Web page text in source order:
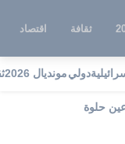
ثقافة اقتصاد
دوليمونديال 2026
حلوة